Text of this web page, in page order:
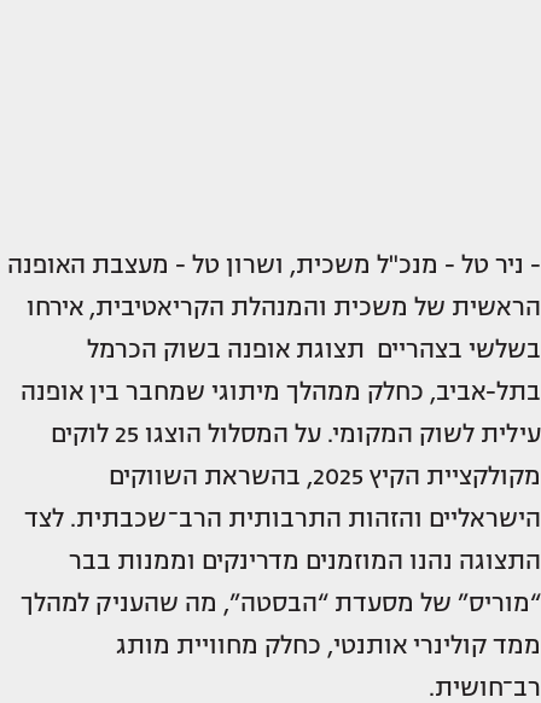
- ניר טל - מנכ"ל משכית, ושרון טל - מעצבת האופנה
הראשית של משכית והמנהלת הקריאטיבית, אירחו
בשלשי בצהריים תצוגת אופנה בשוק הכרמל
בתל-אביב, כחלק ממהלך מיתוגי שמחבר בין אופנה
עילית לשוק המקומי. על המסלול הוצגו 25 לוקים
מקולקציית הקיץ 2025, בהשראת השווקים
הישראליים והזהות התרבותית הרב־שכבתית. לצד
התצוגה נהנו המוזמנים מדרינקים וממנות בבר
“מוריס” של מסעדת “הבסטה”, מה שהעניק למהלך
ממד קולינרי אותנטי, כחלק מחוויית מותג
רב־חושית.